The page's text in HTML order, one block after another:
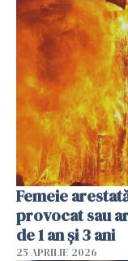
Femeie
provocat sau
de 1 an și 3 ani
25 APRILIE 2026